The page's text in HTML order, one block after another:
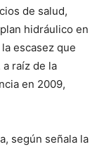
de salud,
hidráulico en
escasez que
raíz de la
en 2009,
según señala la